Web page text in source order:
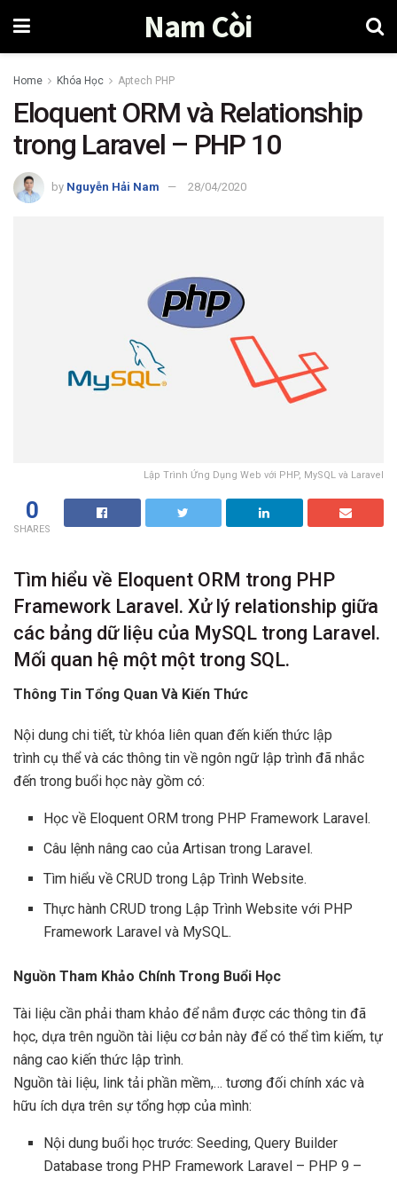
Nam Còi
Home Khóa Học Aptech PHP
Eloquent ORM và Relationship
trong Laravel – PHP 10
by Nguyễn Hải Nam 28/04/2020
Lập Trình Ứng Dụng Web với PHP, MySQL và Laravel
0
SHARES
Tìm hiểu về Eloquent ORM trong PHP
Framework Laravel. Xử lý relationship giữa
các bảng dữ liệu của MySQL trong Laravel.
Mối quan hệ một một trong SQL.
Thông Tin Tổng Quan Và Kiến Thức
Nội dung chi tiết, từ khóa liên quan đến kiến thức lập
trình cụ thể và các thông tin về ngôn ngữ lập trình đã nhắc
đến trong buổi học này gồm có:
Học về Eloquent ORM trong PHP Framework Laravel.
Câu lệnh nâng cao của Artisan trong Laravel.
Tìm hiểu về CRUD trong Lập Trình Website.
Thực hành CRUD trong Lập Trình Website với PHP
Framework Laravel và MySQL.
Nguồn Tham Khảo Chính Trong Buổi Học
Tài liệu cần phải tham khảo để nắm được các thông tin đã
học, dựa trên nguồn tài liệu cơ bản này để có thể tìm kiếm, tự
nâng cao kiến thức lập trình.
Nguồn tài liệu, link tải phần mềm,… tương đối chính xác và
hữu ích dựa trên sự tổng hợp của mình:
Nội dung buổi học trước: Seeding, Query Builder
Database trong PHP Framework Laravel – PHP 9 –